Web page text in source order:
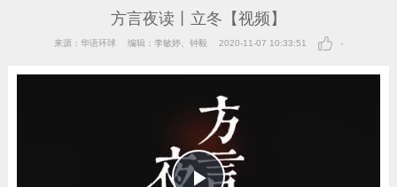
方言夜读丨立冬【视频】
来源：华语环球 编辑：李敏婷、钟毅 2020-11-07 10:33:51 -